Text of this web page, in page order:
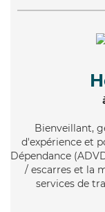
Bienveillant,
d'expérience et
Dépendance
/ escarres et la
services de